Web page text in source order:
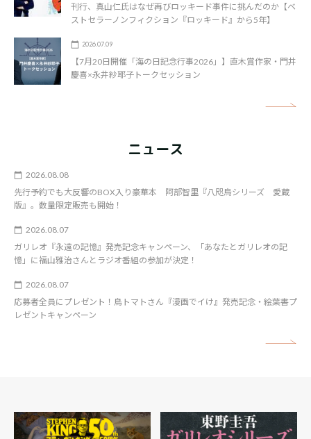
刊行、真山仁氏はなぜ再びロッキード事件に挑んだのか【ベ
ストセラーノンフィクション『ロッキード』から5年】
2026.07.09
【7月20日開催「海の日記念行事2026」】直木賞作家・門井
慶喜×永井紗耶子トークセッション
ニュース
2026.08.08
先行予約でも大反響のBOX入り豪華本 阿部智里『八咫烏シリーズ 愛蔵
版』。数量限定販売も開始！
2026.08.07
ガリレオ『永遠の記憶』発売記念キャンペーン、「あなたとガリレオの記
憶」に福山雅治さんとラジオ番組の参加が決定！
2026.08.07
応募者全員にプレゼント！鳥トマトさん『漫画でイけ』発売記念・絵葉書プ
レゼントキャンペーン